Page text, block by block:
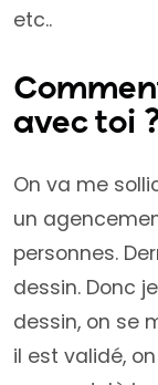
etc..
avec toi
On va me
un
personnes.
dessin. Donc
dessin, on se
il est validé,